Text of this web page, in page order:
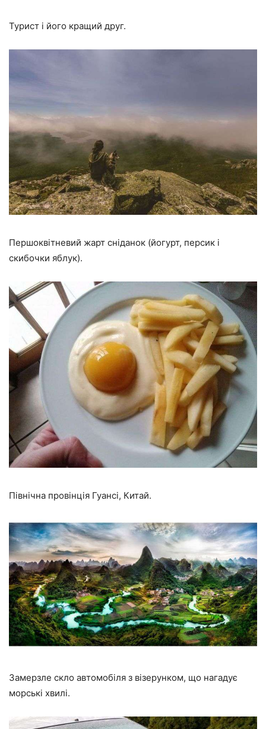
Турист і його кращий друг.
Першоквітневий жарт сніданок (йогурт, персик і
скибочки яблук).
Північна провінція Гуансі, Китай.
Замерзле скло автомобіля з візерунком, що нагадує
морські хвилі.